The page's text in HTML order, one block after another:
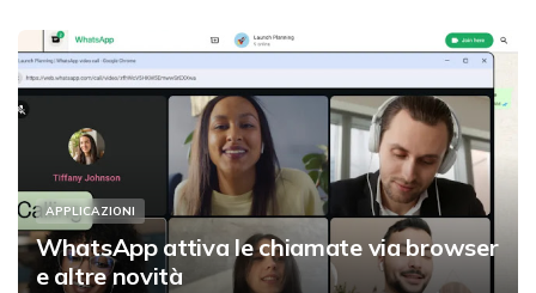
APPLICAZIONI
WhatsApp attiva le chiamate via browser
e altre novità